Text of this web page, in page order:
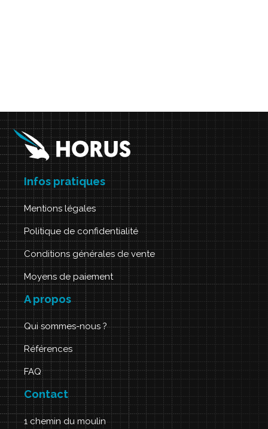
Infos pratiques
Mentions légales
Politique de confidentialité
Conditions générales de vente
Moyens de paiement
A propos
Qui sommes-nous ?
Références
FAQ
Contact
1 chemin du moulin